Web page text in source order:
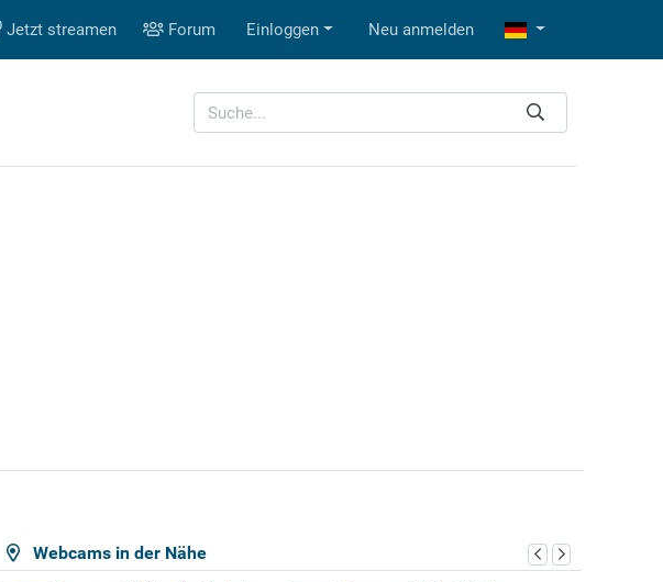
Jetzt streamen Forum Einloggen Neu anmelden
Webcams in der Nähe